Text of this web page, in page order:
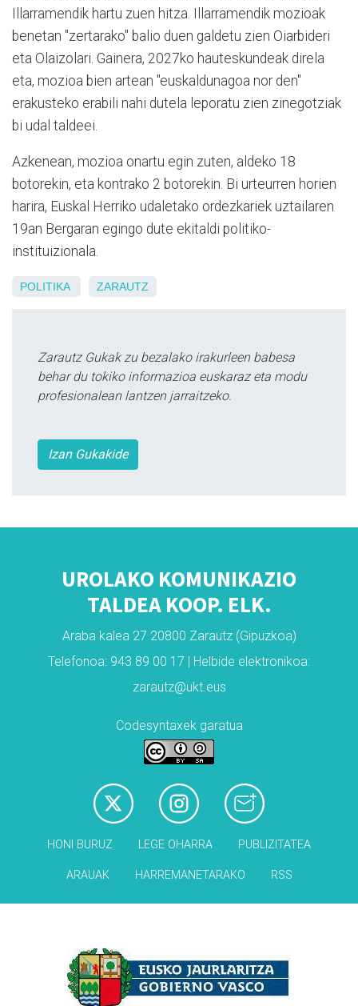
Illarramendik hartu zuen hitza. Illarramendik mozioak
benetan "zertarako" balio duen galdetu zien Oiarbideri
eta Olaizolari. Gainera, 2027ko hauteskundeak direla
eta, mozioa bien artean "euskaldunagoa nor den"
erakusteko erabili nahi dutela leporatu zien zinegotziak
bi udal taldeei.
Azkenean, mozioa onartu egin zuten, aldeko 18
botorekin, eta kontrako 2 botorekin. Bi urteurren horien
harira, Euskal Herriko udaletako ordezkariek uztailaren
19an Bergaran egingo dute ekitaldi politiko-
instituizionala.
POLITIKA ZARAUTZ
Zarautz Gukak zu bezalako irakurleen babesa
behar du tokiko informazioa euskaraz eta modu
profesionalean lantzen jarraitzeko.
Izan Gukakide
UROLAKO KOMUNIKAZIO
TALDEA KOOP. ELK.
Araba kalea 27 20800 Zarautz (Gipuzkoa)
Telefonoa: 943 89 00 17 | Helbide elektronikoa:
zarautz@ukt.eus
Codesyntaxek garatua
HONI BURUZ LEGE OHARRA PUBLIZITATEA
ARAUAK HARREMANETARAKO RSS